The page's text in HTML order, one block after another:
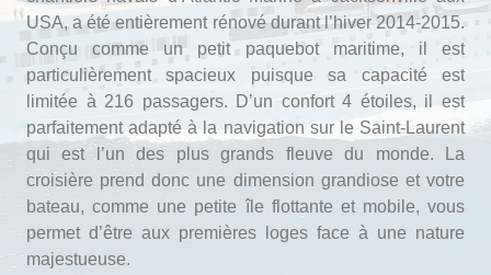
Avis Agences de Voyages
Blog
Forum Croisieres
USA, a été entièrement rénové durant l’hiver 2014-2015.
Conçu comme un petit paquebot maritime, il est
particulièrement spacieux puisque sa capacité est
limitée à 216 passagers. D’un confort 4 étoiles, il est
parfaitement adapté à la navigation sur le Saint-Laurent
qui est l’un des plus grands fleuve du monde. La
croisière prend donc une dimension grandiose et votre
bateau, comme une petite île flottante et mobile, vous
permet d’être aux premières loges face à une nature
majestueuse.